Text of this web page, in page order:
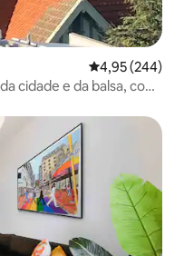
4,95 de uma
4,95 (244)
cidade e da balsa, com